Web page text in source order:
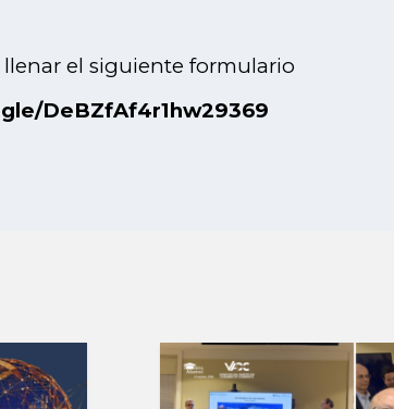
llenar el siguiente formulario
DeBZfAf4r1hw29369